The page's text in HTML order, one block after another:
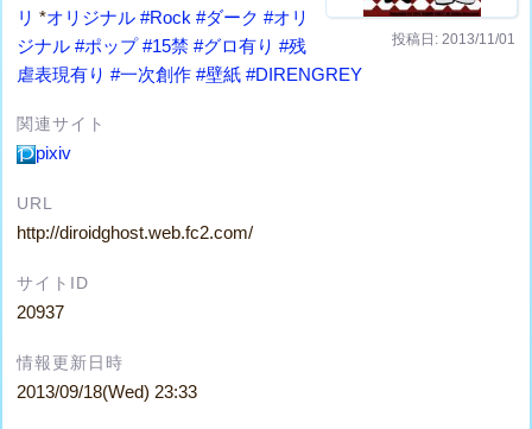
投稿日: 2013/11/01
リ *オリジナル #Rock #ダーク #オリ
ジナル #ポップ #15禁 #グロ有り #残
虐表現有り #一次創作 #壁紙 #DIRENGREY
関連サイト
pixiv
URL
http://diroidghost.web.fc2.com/
サイトID
20937
情報更新日時
2013/09/18(Wed) 23:33